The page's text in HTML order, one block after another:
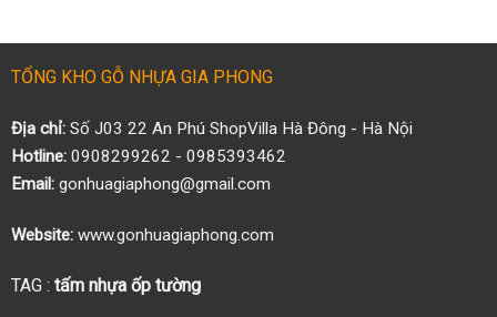
TỔNG KHO GỖ NHỰA GIA PHONG
Địa chỉ:Số J03 22 An Phú ShopVilla Hà Đông - Hà Nội
Hotline:0908299262 - 0985393462
Email:gonhuagiaphong@gmail.com
Website:www.gonhuagiaphong.com
TAG : tấm nhựa ốp tường